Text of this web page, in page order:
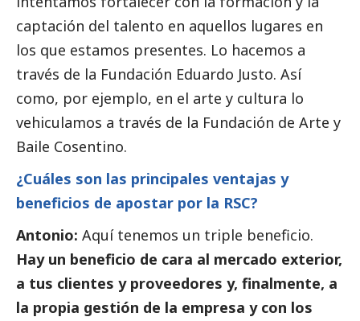
captación del talento en aquellos lugares en
los que estamos presentes. Lo hacemos a
través de la Fundación Eduardo Justo. Así
como, por ejemplo, en el arte y cultura lo
vehiculamos a través de la Fundación de Arte y
Baile Cosentino.
¿Cuáles son las principales ventajas y
beneficios de apostar por la RSC?
Antonio: Aquí tenemos un triple beneficio.
Hay un beneficio de cara al mercado exterior,
a tus clientes y proveedores y, finalmente, a
la propia gestión de la empresa y con los